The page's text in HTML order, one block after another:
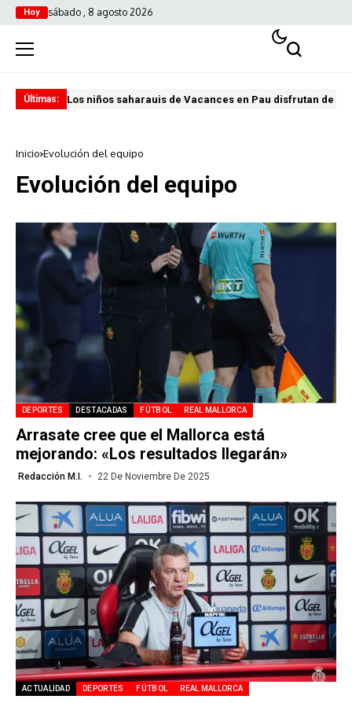
Hoy sábado , 8 agosto 2026
Últimas: Los niños saharauis de Vacances en Pau disfrutan de
Inicio Evolución del equipo
Evolución del equipo
DEPORTES DESTACADAS FÚTBOL REAL MALLORCA
Arrasate cree que el Mallorca está
mejorando: «Los resultados llegarán»
Redacción M.I. 22 De Noviembre De 2025
ACTUALIDAD DEPORTES FÚTBOL REAL MALLORCA